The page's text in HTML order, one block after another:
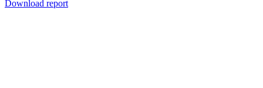
Download report